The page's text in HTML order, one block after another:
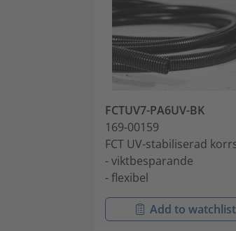
FCTUV7-PA6UV-BK
169-00159
FCT UV-stabiliserad
- viktbesparande
- flexibel
Add to watchlist